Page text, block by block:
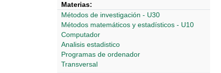
Materias:
Métodos de investigación - U30
Métodos matemáticos y estadísticos - U10
Computador
Analisis estadistico
Programas de ordenador
Transversal